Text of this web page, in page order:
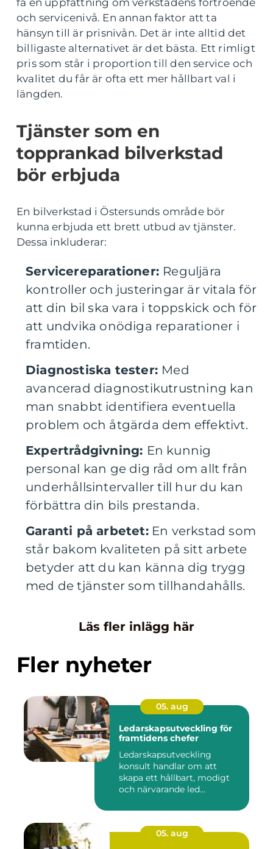
få en uppfattning om verkstadens förtroende
och servicenivå. En annan faktor att ta
hänsyn till är prisnivån. Det är inte alltid det
billigaste alternativet är det bästa. Ett rimligt
pris som står i proportion till den service och
kvalitet du får är ofta ett mer hållbart val i
längden.
Tjänster som en
topprankad bilverkstad
bör erbjuda
En bilverkstad i Östersunds område bör
kunna erbjuda ett brett utbud av tjänster.
Dessa inkluderar:
Servicereparationer: Reguljära
kontroller och justeringar är vitala för
att din bil ska vara i toppskick och för
att undvika onödiga reparationer i
framtiden.
Diagnostiska tester: Med
avancerad diagnostikutrustning kan
man snabbt identifiera eventuella
problem och åtgärda dem effektivt.
Expertrådgivning: En kunnig
personal kan ge dig råd om allt från
underhållsintervaller till hur du kan
förbättra din bils prestanda.
Garanti på arbetet:En verkstad som
står bakom kvaliteten på sitt arbete
betyder att du kan känna dig trygg
med de tjänster som tillhandahålls.
Läs fler inlägg här
Fler nyheter
05. aug
Ledarskapsutveckling för
framtidens chefer
Ledarskapsutveckling
konsult handlar om att
skapa ett hållbart, modigt
och närvarande led...
05. aug